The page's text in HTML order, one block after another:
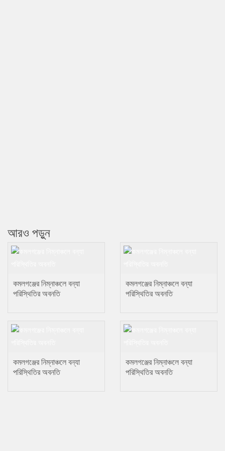
আরও পড়ুন
কমলগঞ্জের নিম্নাঞ্চলে বন্যা
পরিস্থিতির অবনতি
কমলগঞ্জের নিম্নাঞ্চলে বন্যা
পরিস্থিতির অবনতি
কমলগঞ্জের নিম্নাঞ্চলে বন্যা
পরিস্থিতির অবনতি
কমলগঞ্জের নিম্নাঞ্চলে বন্যা
পরিস্থিতির অবনতি